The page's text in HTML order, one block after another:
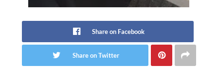
Share on Facebook
Share on Twitter